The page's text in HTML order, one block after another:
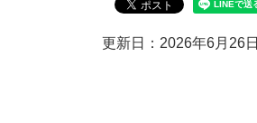
更新日：2026年6月26日